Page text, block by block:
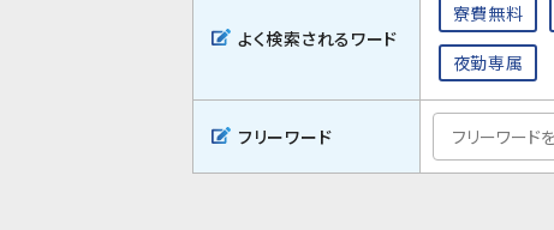
よく検索されるワード
寮費無料
夜勤専属
フリーワード